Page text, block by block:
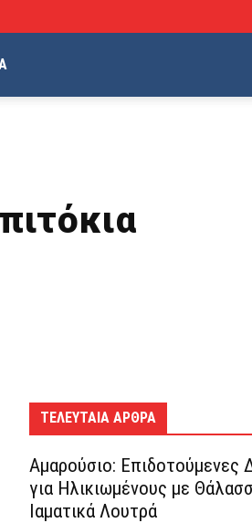
ΤΕΛΕΥΤΑΊΑ ΆΡΘΡΑ
Αμαρούσιο: Επιδοτούμενες
για Ηλικιωμένους με
Ιαματικά Λουτρά